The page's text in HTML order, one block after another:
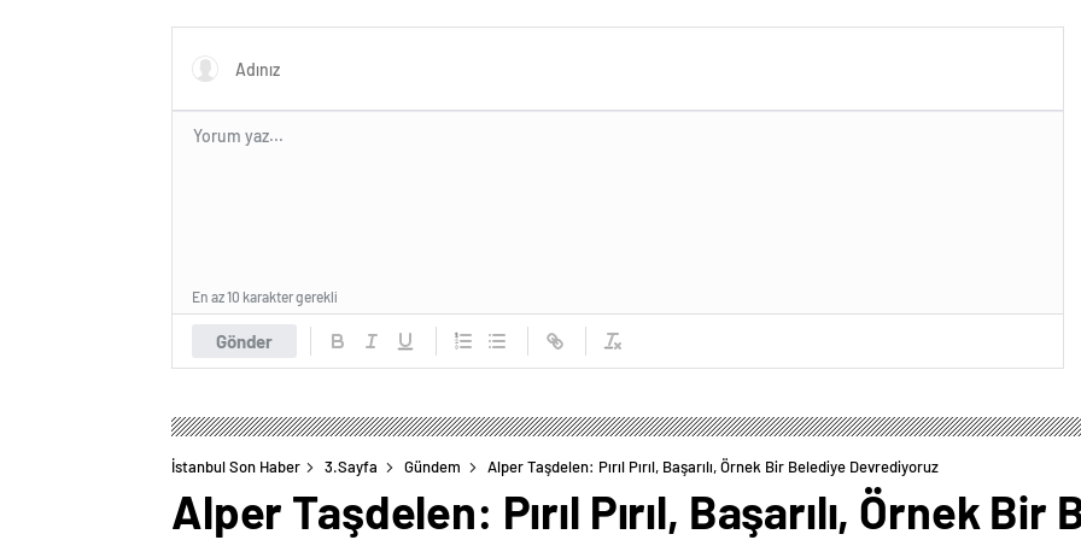
veriyor!
Gönder
En az 10 karakter gerekli
İstanbul Son Haber 3.Sayfa Gündem Alper Taşdelen: Pırıl Pırıl, Başarılı, Örnek Bir Belediye Devrediyoruz
Alper Taşdelen: Pırıl Pırıl, Başarılı, Örnek Bir